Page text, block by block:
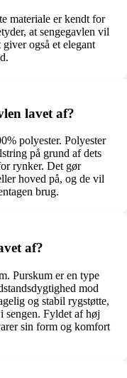
materiale er kendt for
at sengegavlen vil
også et elegant
lavet af?
polyester. Polyester
på grund af dets
rynker. Det gør
hoved på, og de vil
brug.
af?
Purskum er en type
mod
og stabil rygstøtte,
sengen. Fyldet af høj
sin form og komfort